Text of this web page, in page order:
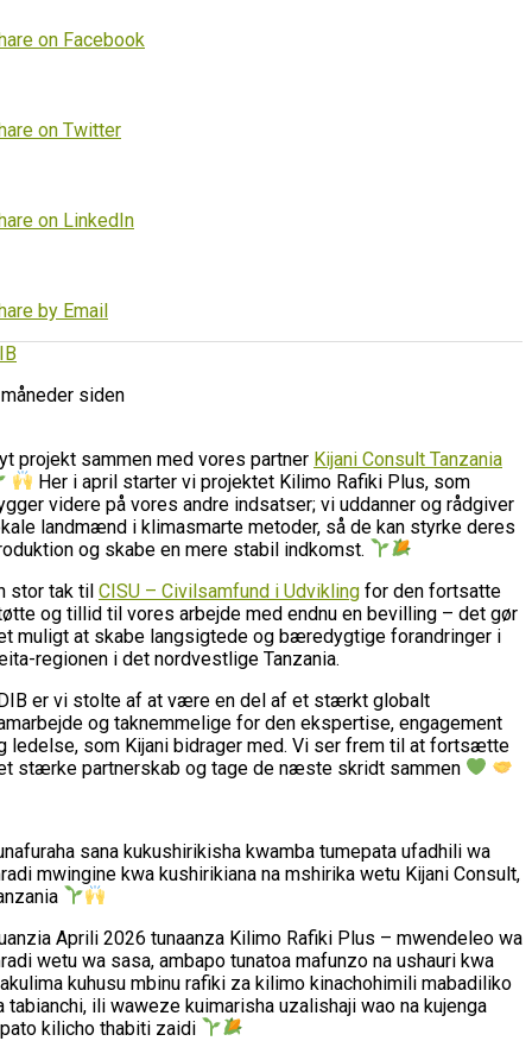
on Facebook
on Twitter
on LinkedIn
by Email
siden
projekt sammen med vores partner Kijani Consult Tanzania
Her i april starter vi projektet Kilimo Rafiki Plus, som
videre på vores andre indsatser; vi uddanner og rådgiver
landmænd i klimasmarte metoder, så de kan styrke deres
og skabe en mere stabil indkomst.
stor tak til CISU – Civilsamfund i Udvikling for den fortsatte
og tillid til vores arbejde med endnu en bevilling – det gør
muligt at skabe langsigtede og bæredygtige forandringer i
regionen i det nordvestlige Tanzania.
er vi stolte af at være en del af et stærkt globalt
og taknemmelige for den ekspertise, engagement
ledelse, som Kijani bidrager med. Vi ser frem til at fortsætte
stærke partnerskab og tage de næste skridt sammen
sana kukushirikisha kwamba tumepata ufadhili wa
mwingine kwa kushirikiana na mshirika wetu Kijani Consult,
Aprili 2026 tunaanza Kilimo Rafiki Plus – mwendeleo wa
wetu wa sasa, ambapo tunatoa mafunzo na ushauri kwa
kuhusu mbinu rafiki za kilimo kinachohimili mabadiliko
tabianchi, ili waweze kuimarisha uzalishaji wao na kujenga
kilicho thabiti zaidi